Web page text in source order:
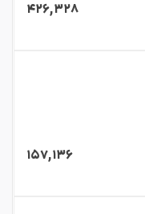
۴۲۶,۳۲۸
۱۵۷,۱۳۶